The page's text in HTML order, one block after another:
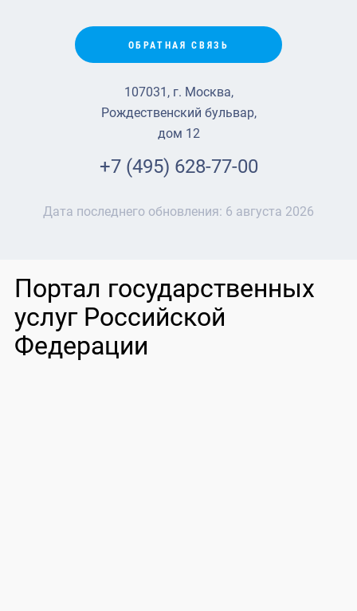
ОБРАТНАЯ СВЯЗЬ
107031, г. Москва,
Рождественский бульвар,
дом 12
+7 (495) 628-77-00
Дата последнего обновления: 6 августа 2026
Портал государственных
услуг Российской
Федерации